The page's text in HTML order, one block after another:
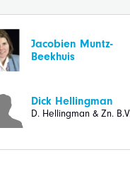
Jacobien Muntz-
Beekhuis
Dick Hellingman
D. Hellingman & Zn.